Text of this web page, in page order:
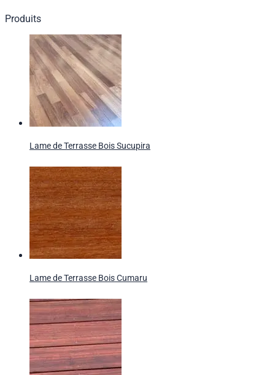
Produits
Lame de Terrasse Bois Sucupira
Lame de Terrasse Bois Cumaru